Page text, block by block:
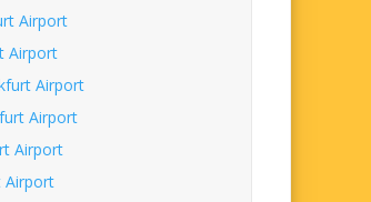
Airport
Airport
Airport
Airport
Airport
Airport